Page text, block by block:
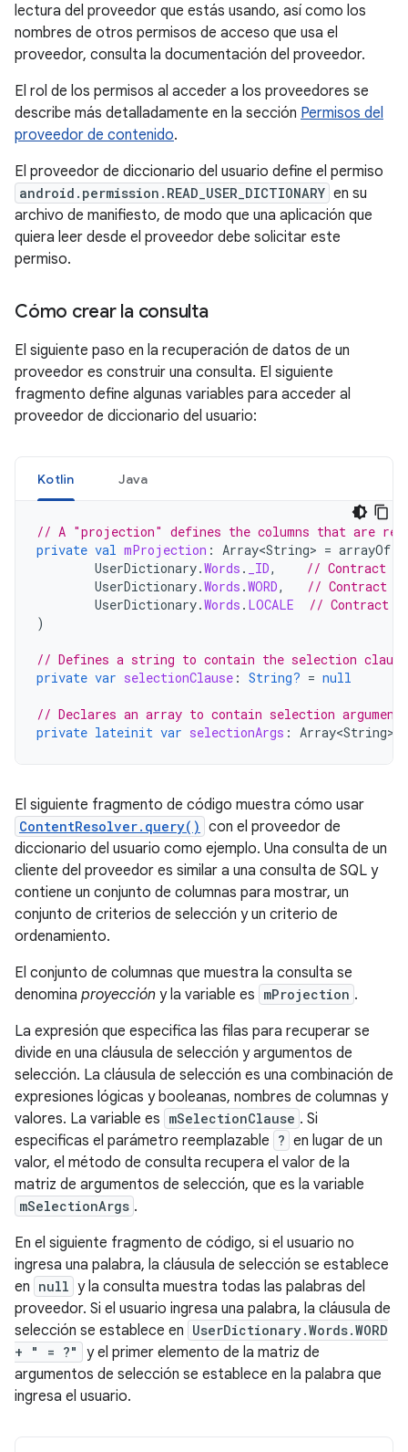
lectura del proveedor que estás usando, así como los
nombres de otros permisos de acceso que usa el
proveedor, consulta la documentación del proveedor.
El rol de los permisos al acceder a los proveedores se
describe más detalladamente en la sección Permisos del
proveedor de contenido.
El proveedor de diccionario del usuario define el permiso
android.permission.READ_USER_DICTIONARY en su
archivo de manifiesto, de modo que una aplicación que
quiera leer desde el proveedor debe solicitar este
permiso.
Cómo crear la consulta
El siguiente paso en la recuperación de datos de un
proveedor es construir una consulta. El siguiente
fragmento define algunas variables para acceder al
proveedor de diccionario del usuario:
Kotlin Java
// A "projection" defines the columns that are
private val mProjection : Array<String> = arrayOf
UserDictionary.Words . _ID,
// Contract
UserDictionary.Words .WORD,
// Contract
UserDictionary.Words . LOCALE
// Contract
)
// Defines a string to contain the selection clause
private var selectionClause : String? = null
// Declares an array to contain selection arguments
private lateinit var selectionArgs : Array<String>
El siguiente fragmento de código muestra cómo usar
ContentResolver.query() con el proveedor de
diccionario del usuario como ejemplo. Una consulta de un
cliente del proveedor es similar a una consulta de SQL y
contiene un conjunto de columnas para mostrar, un
conjunto de criterios de selección y un criterio de
ordenamiento.
El conjunto de columnas que muestra la consulta se
denomina proyección y la variable es mProjection .
La expresión que especifica las filas para recuperar se
divide en una cláusula de selección y argumentos de
selección. La cláusula de selección es una combinación de
expresiones lógicas y booleanas, nombres de columnas y
valores. La variable es mSelectionClause . Si
especificas el parámetro reemplazable ? en lugar de un
valor, el método de consulta recupera el valor de la
matriz de argumentos de selección, que es la variable
mSelectionArgs .
En el siguiente fragmento de código, si el usuario no
ingresa una palabra, la cláusula de selección se establece
en null y la consulta muestra todas las palabras del
proveedor. Si el usuario ingresa una palabra, la cláusula de
selección se establece en UserDictionary.Words.WORD
+ " = ?"
y el primer elemento de la matriz de
argumentos de selección se establece en la palabra que
ingresa el usuario.